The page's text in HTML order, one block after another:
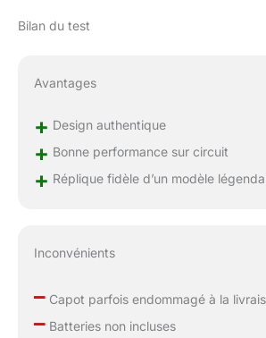
Bilan du test
Avantages
+ Design authentique
+ Bonne performance sur circuit
+ Réplique fidèle d’un modèle
Inconvénients
–Capot parfois endommagé à la
–Batteries non incluses